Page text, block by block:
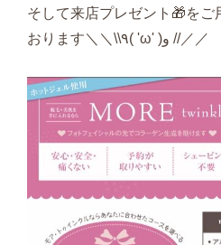
そして来店プレゼント🎁をご
おります＼＼\\٩( 'ω' )و //／／